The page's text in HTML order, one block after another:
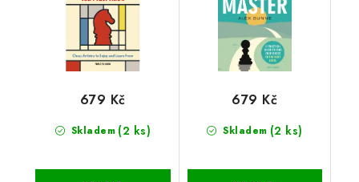
Skladem (2 ks)
679 Kč
Skladem (2 ks)
679 Kč